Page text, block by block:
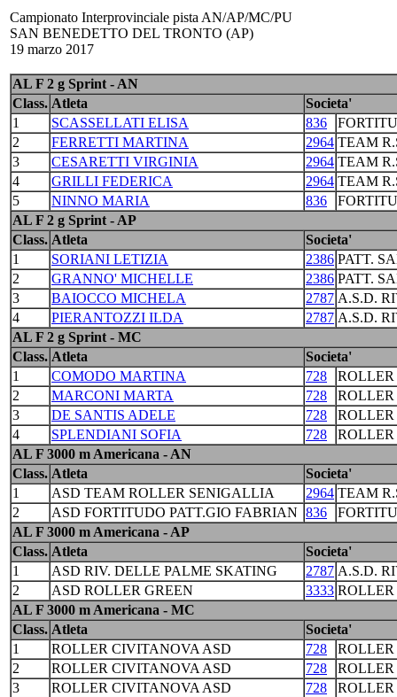
Campionato Interprovinciale pista AN/AP/MC/PU
SAN BENEDETTO DEL TRONTO (AP)
19 marzo 2017
AL F 2 g Sprint - AN
Class. Atleta
Societa'
1
SCASSELLATI ELISA 836
2
FERRETTI MARTINA 2964 TEAM
3
CESARETTI VIRGINIA 2964 TEAM
4
GRILLI FEDERICA 2964 TEAM
5
NINNO MARIA 836
AL F 2 g Sprint - AP
Class. Atleta
Societa'
1
SORIANI LETIZIA 2386 PATT.
2
GRANNO' MICHELLE 2386 PATT.
3
BAIOCCO MICHELA 2787 A.S.D.
4
PIERANTOZZI ILDA 2787 A.S.D.
AL F 2 g Sprint - MC
Class. Atleta
Societa'
1
COMODO MARTINA 728
2
MARCONI MARTA 728
3
DE SANTIS ADELE 728
4
SPLENDIANI SOFIA 728
AL F 3000 m Americana - AN
Class. Atleta
Societa'
1
ASD TEAM ROLLER SENIGALLIA 2964 TEAM
2
ASD FORTITUDO PATT.GIO FABRIAN 836
AL F 3000 m Americana - AP
Class. Atleta
Societa'
1
ASD RIV. DELLE PALME SKATING 2787 A.S.D.
2
ASD ROLLER GREEN 3333 ROLLER
AL F 3000 m Americana - MC
Class. Atleta
Societa'
1
ROLLER CIVITANOVA ASD 728
2
ROLLER CIVITANOVA ASD 728
3
ROLLER CIVITANOVA ASD 728